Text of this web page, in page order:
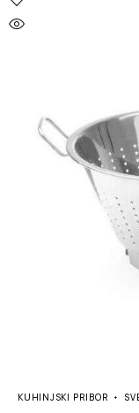
KUHINJSKI PRIBOR